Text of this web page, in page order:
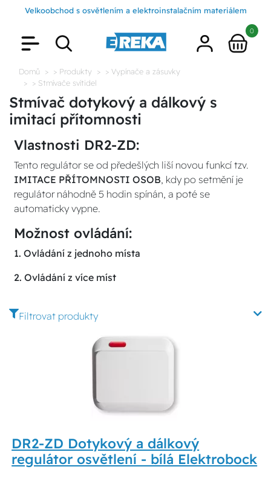
Velkoobchod s osvětlením a elektroinstalačním materiálem
0
Domů > Produkty
> Vypínače a zásuvky
> Stmívače svítidel
Stmívač dotykový a dálkový s
imitací přítomnosti
Vlastnosti DR2-ZD:
Tento regulátor se od předešlých liší novou funkcí tzv.
IMITACE PŘÍTOMNOSTI OSOB, kdy po setmění je
regulátor náhodně 5 hodin spínán, a poté se
automaticky vypne.
Možnost ovládání:
1. Ovládání z jednoho místa
2. Ovládání z více míst
Filtrovat produkty
DR2-ZD Dotykový a dálkový
regulátor osvětlení - bílá Elektrobock